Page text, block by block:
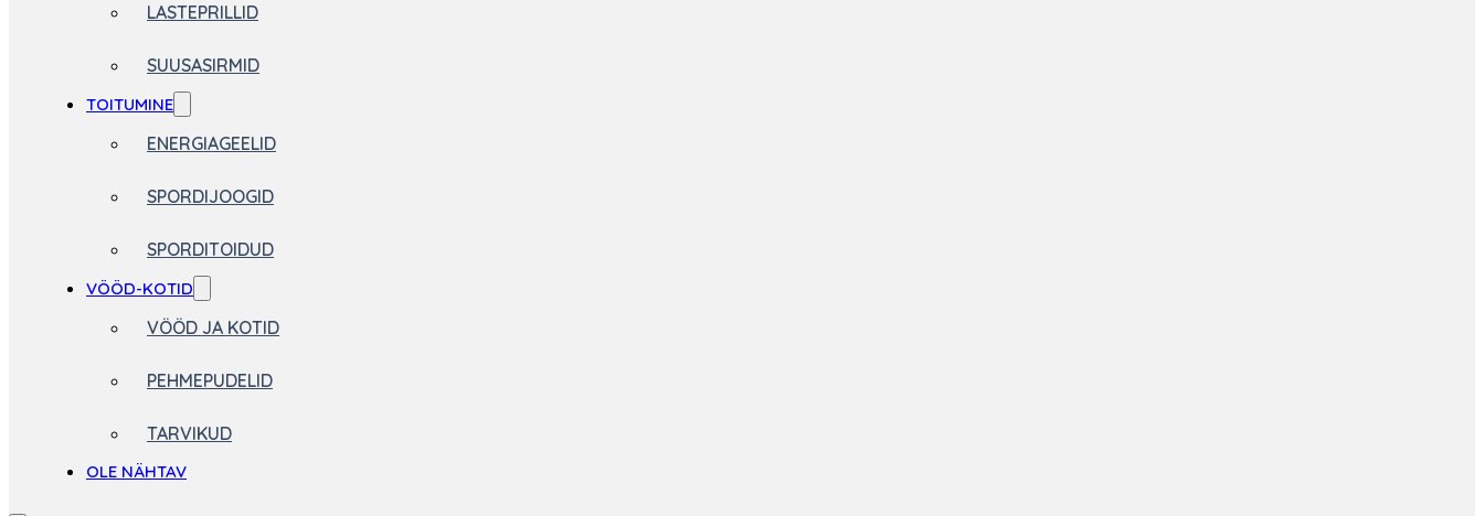
LASTEPRILLID
SUUSASIRMID
TOITUMINE
ENERGIAGEELID
SPORDIJOOGID
SPORDITOIDUD
VÖÖD-KOTID
VÖÖD JA KOTID
PEHMEPUDELID
TARVIKUD
OLE NÄHTAV